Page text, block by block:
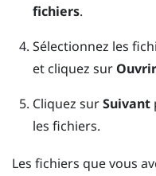
fichiers.
Sélectionnez les
et cliquez sur Ouvrir
Cliquez surSuivant
les fichiers.
Les fichiers que vous